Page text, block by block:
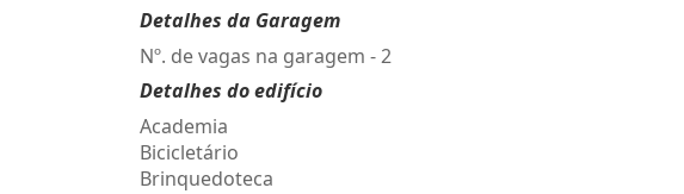
Detalhes da Garagem
Nº. de vagas na garagem - 2
Detalhes do edifício
Academia
Bicicletário
Brinquedoteca